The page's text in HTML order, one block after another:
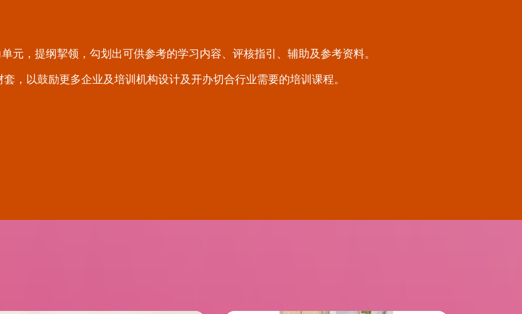
元，提纲挈领，勾划出可供参考的学习内容、评核指引、辅助及参考资料。
，以鼓励更多企业及培训机构设计及开办切合行业需要的培训课程。